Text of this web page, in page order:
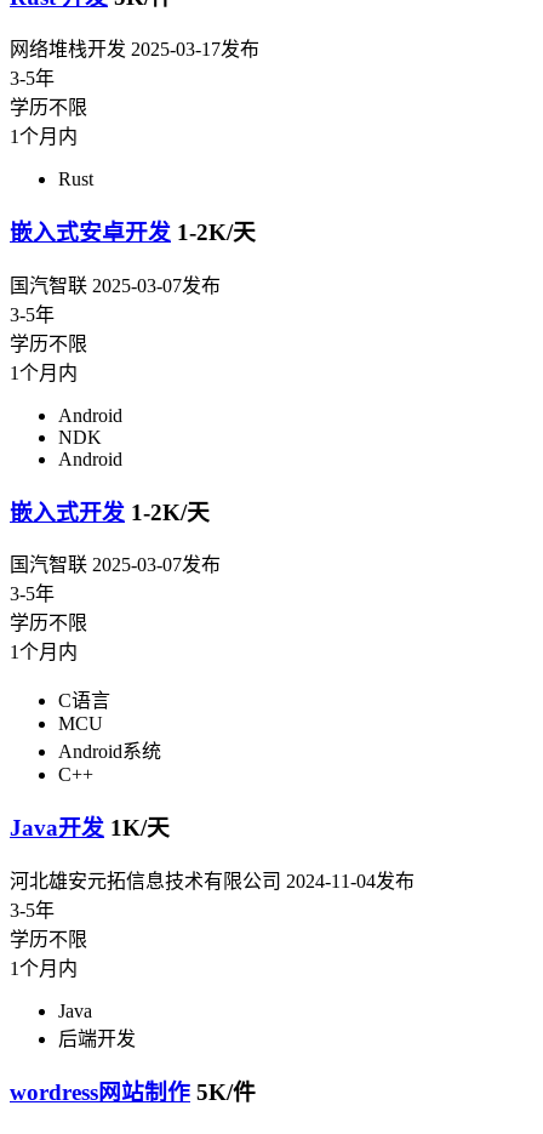
网络堆栈开发 2025-03-17发布
3-5年
学历不限
1个月内
Rust
嵌入式安卓开发 1-2K/天
国汽智联 2025-03-07发布
3-5年
学历不限
1个月内
Android
NDK
Android
嵌入式开发 1-2K/天
国汽智联 2025-03-07发布
3-5年
学历不限
1个月内
C语言
MCU
Android系统
C++
Java开发 1K/天
河北雄安元拓信息技术有限公司 2024-11-04发布
3-5年
学历不限
1个月内
Java
后端开发
wordress网站制作 5K/件